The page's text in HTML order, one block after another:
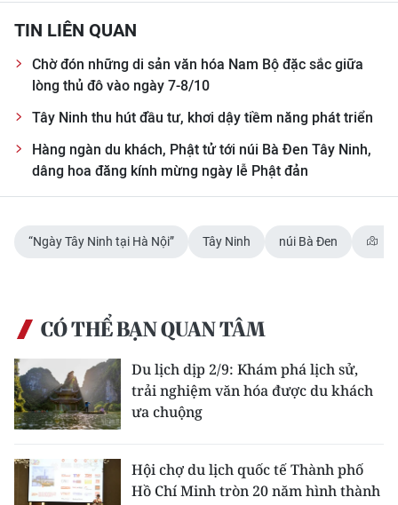
TIN LIÊN QUAN
Chờ đón những di sản văn hóa Nam Bộ đặc sắc giữa
lòng thủ đô vào ngày 7-8/10
Tây Ninh thu hút đầu tư, khơi dậy tiềm năng phát triển
Hàng ngàn du khách, Phật tử tới núi Bà Đen Tây Ninh,
dâng hoa đăng kính mừng ngày lễ Phật đản
“Ngày Tây Ninh tại Hà Nội” Tây Ninh núi Bà Đen
CÓ THỂ BẠN QUAN TÂM
Du lịch dịp 2/9: Khám phá lịch sử,
trải nghiệm văn hóa được du khách
ưa chuộng
Hội chợ du lịch quốc tế Thành phố
Hồ Chí Minh tròn 20 năm hình thành